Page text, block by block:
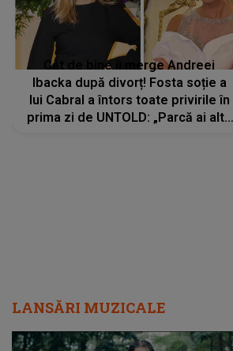
Cât de bine îi merge Andreei
Ibacka după divorț! Fosta soție a
lui Cabral a întors toate privirile în
prima zi de UNTOLD: „Parcă ai altă
LANSĂRI MUZICALE